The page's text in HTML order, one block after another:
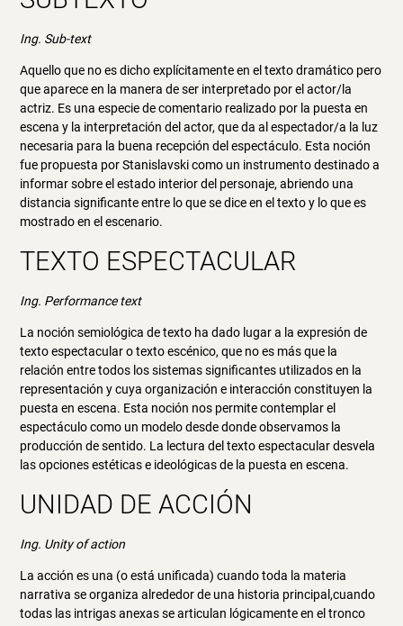
Ing. Sub-text
Aquello que no es dicho explícitamente en el texto dramático pero
que aparece en la manera de ser interpretado por el actor/la
actriz. Es una especie de comentario realizado por la puesta en
escena y la interpretación del actor, que da al espectador/a la luz
necesaria para la buena recepción del espectáculo. Esta noción
fue propuesta por Stanislavski como un instrumento destinado a
informar sobre el estado interior del personaje, abriendo una
distancia significante entre lo que se dice en el texto y lo que es
mostrado en el escenario.
TEXTO ESPECTACULAR
Ing. Performance text
La noción semiológica de texto ha dado lugar a la expresión de
texto espectacular o texto escénico, que no es más que la
relación entre todos los sistemas significantes utilizados en la
representación y cuya organización e interacción constituyen la
puesta en escena. Esta noción nos permite contemplar el
espectáculo como un modelo desde donde observamos la
producción de sentido. La lectura del texto espectacular desvela
las opciones estéticas e ideológicas de la puesta en escena.
UNIDAD DE ACCIÓN
Ing. Unity of action
La acción es una (o está unificada) cuando toda la materia
narrativa se organiza alrededor de una historia principal,cuando
todas las intrigas anexas se articulan lógicamente en el tronco